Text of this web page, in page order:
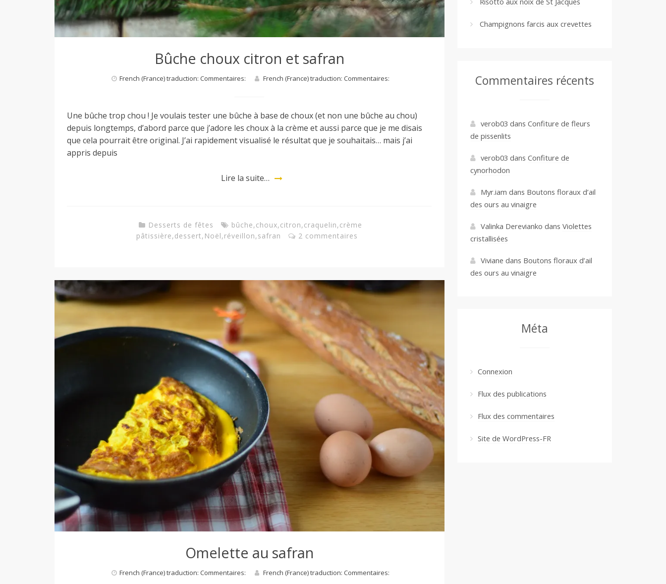
M
a
n
Bûche choux citron et safran
French (France) traduction: Commentaires: French (France) traduction: Commentaires:
Une bûche trop chou ! Je voulais tester une bûche à base de choux (et non une bûche au chou)
depuis longtemps, d’abord parce que j’adore les choux à la crème et aussi parce que je me disais
que cela pourrait être original. J’ai rapidement visualisé le résultat que je souhaitais… mais j’ai
appris depuis
Lire la suite…
Desserts de fêtes bûche,choux,citron,craquelin,crème
pâtissière,dessert, Noël,réveillon,safran 2 commentaires
Omelette au safran
French (France) traduction: Commentaires: French (France) traduction: Commentaires:
Champignons farcis aux crevettes
Commentaires récents
verob03 dans Confiture de fleurs
de pissenlits
verob03 dans Confiture de
cynorhodon
Myr.iam dans Boutons floraux d’ail
des ours au vinaigre
Valinka Derevianko dans Violettes
cristallisées
Viviane dans Boutons floraux d’ail
des ours au vinaigre
Méta
Connexion
Flux des publications
Flux des commentaires
Site de WordPress-FR